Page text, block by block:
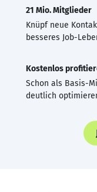
21 Mio. Mitglieder
Knüpf neue
besseres Job-
Kostenlos
Schon als Basis-
deutlich